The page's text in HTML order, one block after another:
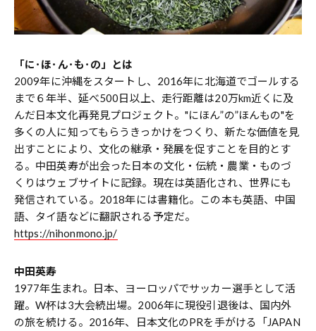
「に･ほ･ん･も･の」とは
2009年に沖縄をスタートし、2016年に北海道でゴールする
まで６年半、延べ500日以上、走行距離は20万km近くに及
んだ日本文化再発見プロジェクト。"にほん”の”ほんもの"を
多くの人に知ってもらうきっかけをつくり、新たな価値を見
出すことにより、文化の継承・発展を促すことを目的とす
る。中田英寿が出会った日本の文化・伝統・農業・ものづ
くりはウェブサイトに記録。現在は英語化され、世界にも
発信されている。2018年には書籍化。この本も英語、中国
語、タイ語などに翻訳される予定だ。
https://nihonmono.jp/
中田英寿
1977年生まれ。日本、ヨーロッパでサッカー選手として活
躍。W杯は3大会続出場。2006年に現役引退後は、国内外
の旅を続ける。2016年、日本文化のPRを手がける「JAPAN